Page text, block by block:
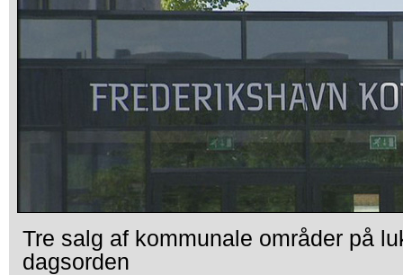
Tre salg af kommunale områder på
dagsorden